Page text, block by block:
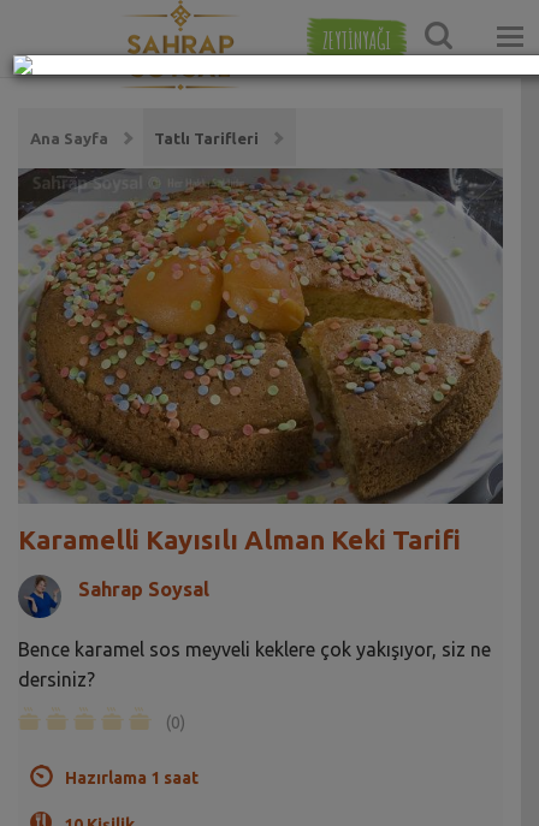
ZEYTİNYAĞI
Ana Sayfa Tatlı Tarifleri
Karamelli Kayısılı Alman Keki Tarifi
Sahrap Soysal
Bence karamel sos meyveli keklere çok yakışıyor, siz ne
dersiniz?
(0)
Hazırlama 1 saat